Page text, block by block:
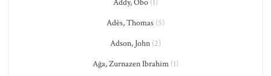
Addy, Obo (1)
Adès, Thomas (5)
Adson, John (2)
Ağa, Zurnazen Ibrahim (1)